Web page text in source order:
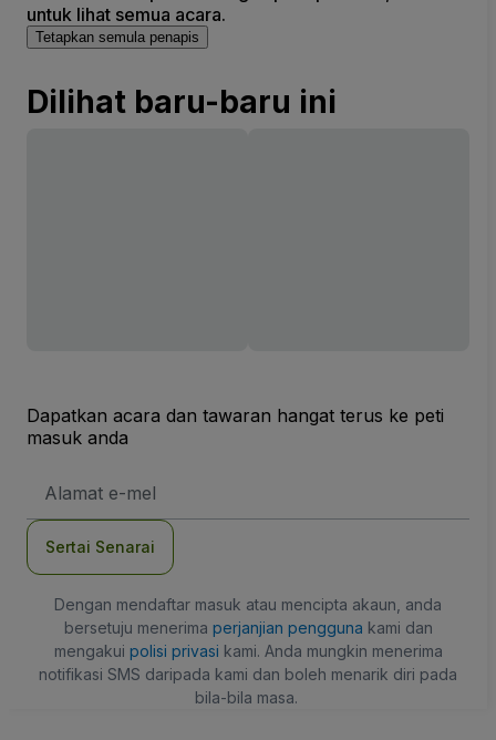
untuk lihat semua acara.
Tetapkan semula penapis
Dilihat baru-baru ini
Dapatkan acara dan tawaran hangat terus ke peti
masuk anda
E-
Sertai Senarai
Dengan mendaftar masuk atau mencipta akaun, anda
bersetuju menerima perjanjian pengguna kami dan
mengakui polisi privasi kami. Anda mungkin menerima
notifikasi SMS daripada kami dan boleh menarik diri pada
bila-bila masa.